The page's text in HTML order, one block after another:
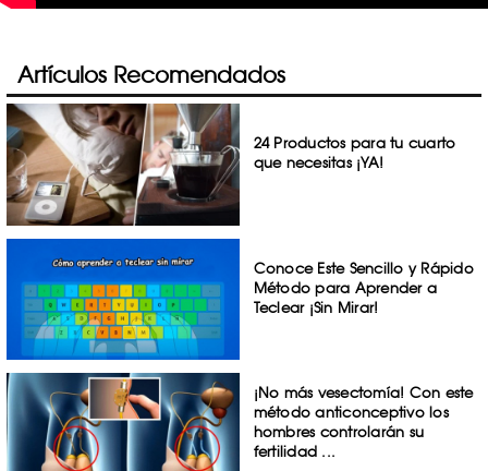
Artículos Recomendados
24 Productos para tu cuarto
que necesitas ¡YA!
Conoce Este Sencillo y Rápido
Método para Aprender a
Teclear ¡Sin Mirar!
¡No más vesectomía! Con este
método anticonceptivo los
hombres controlarán su
fertilidad ...